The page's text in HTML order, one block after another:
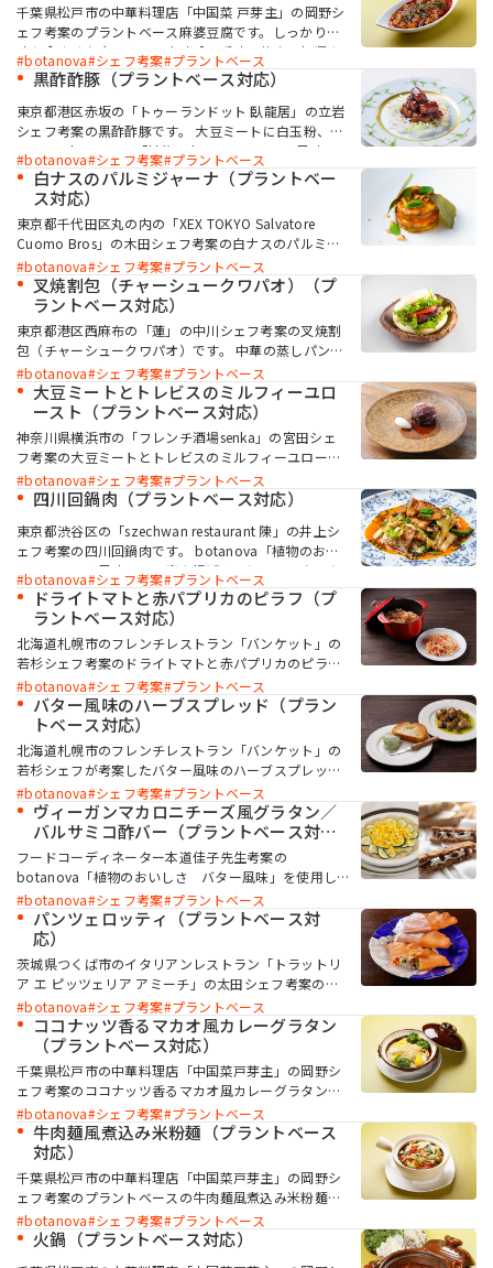
喜んで食べていただける味つけです。
千葉県松戸市の中華料理店「中国菜 戸芽主」の岡野シ
ェフ考案のプラントベース麻婆豆腐です。しっかりと
味を含ませた大豆ミート肉味噌に香味野菜や豆板醤を
加えてよく炒め、香りを引き出すことで深みのある味
わいに仕上がります。 botanova「植物のおいしさ
ラード風味」を使用することで味の厚みをプラスし、
食欲をそそる香りが立ちます。 麻婆豆腐に使用してい
る大豆ミート肉味噌は、担々麺やジャージャー麺など
にも応用できます。
botanova シェフ考案 プラントベース
黒酢酢豚（プラントベース対応）
東京都港区赤坂の「トゥーランドット 臥龍居」の立岩
シェフ考案の黒酢酢豚です。 大豆ミートに白玉粉、ヤ
マイモ、botanova「植物のおいしさ ラード風味」
を加えた植物性の肉「素肉」は、肉の食感に似せて、
満足感のある風味に仕上げています。弾力のある食感
と濃厚なソースの相性が絶妙です。
botanova シェフ考案 プラントベース
白ナスのパルミジャーナ（プラントベー
ス対応）
東京都千代田区丸の内の「XEX TOKYO Salvatore
Cuomo Bros」の木田シェフ考案の白ナスのパルミジ
ャーナです。 南イタリアのナスのパルミジャーナをイ
メージした一品です。白ナスの揚げ油・トマトソース
にbotanova「植物のおいしさ ラード風味」を使
い、パルミジャーナをオーブンで温める際に
botanova「植物のおいしさ バター風味」をまとわ
せます。白ナスのチュイルが食感のアクセントにな
り、風味も食感も楽しめる一品です。
botanova シェフ考案 プラントベース
叉焼割包（チャーシュークワパオ）（プ
ラントベース対応）
東京都港区西麻布の「蓮」の中川シェフ考案の叉焼割
包（チャーシュークワパオ）です。 中華の蒸しパンで
ある割包に、叉焼風味の大豆ミートと野菜を挟んだ一
品です。本来ラードを使用する生地ですが、リッチな
ロースト感のあるbotanova「植物のおいしさ 牛脂
風味」を使用することで、満足度のある一品になりま
す。大豆ミートもしっかり食べ応えのある仕上がりで
す。
botanova シェフ考案 プラントベース
大豆ミートとトレビスのミルフィーユロ
ースト（プラントベース対応）
神奈川県横浜市の「フレンチ酒場senka」の宮田シェ
フ考案の大豆ミートとトレビスのミルフィーユロース
トです。 大豆ミートにbotanova「植物のおいしさ
牛脂風味」を練り込むことで香りにインパクトをつ
のおいしさ 鶏油風味」で風味付けしたプラントコン
ソメを使用しています。仕上げにフロマージュブラン
に見立てたカシューナッツのペーストを添え、風味の
変化を楽しめる一品です。
botanova シェフ考案 プラントベース
四川回鍋肉（プラントベース対応）
東京都渋谷区の「szechwan restaurant 陳」の井上シ
ェフ考案の四川回鍋肉です。 botanova「植物のおい
しさ ラード風味」で豆腐を揚げることで、コクのあ
る風味とじゅわっとした食感を付与できます。動物性
素材を使用しなくても満足感のある一品です。
botanova シェフ考案 プラントベース
ドライトマトと赤パプリカのピラフ（プ
ラントベース対応）
北海道札幌市のフレンチレストラン「バンケット」の
若杉シェフ考案のドライトマトと赤パプリカのピラフ
です。 botanova 「植物のおいしさ バター風味」を
使用することで、プラントベースで満足感のある一品
に仕上がります。シンプルな配合でありながら、見た
目が華やかで、野菜の甘みとうま味が詰まった味わい
です。
botanova シェフ考案 プラントベース
バター風味のハーブスプレッド（プラン
トベース対応）
北海道札幌市のフレンチレストラン「バンケット」の
若杉シェフが考案したバター風味のハーブスプレッド
です。 ハーブバターのように、具材を炒めたり、ソー
スとして使用したり、そのままパンにのせてもおいし
い、万能スプレッドです。botanova「 植物のおいし
さ バター風味」の香りを生かし、プラントベースで
も本格的な味わいを楽しめます。
botanova シェフ考案 プラントベース
ヴィーガンマカロニチーズ風グラタン／
バルサミコ酢バー（プラントベース対
応）
フードコーディネーター本道佳子先生考案の
botanova「植物のおいしさ バター風味」を使用し
たプラントベースのレシピ（バルサミコ酢バー・ヴィ
ーガンマカロニチーズ風グラタン）です。どちらのレ
シピも、無料でダウンロードできます。
botanova シェフ考案 プラントベース
パンツェロッティ（プラントベース対
応）
茨城県つくば市のイタリアンレストラン「トラットリ
ア エ ピッツェリア アミーチ」の太田シェフ考案のパ
ンツェロッティです。パンツェロッティとは、イタリ
ア発祥の「揚げピッツァ」のことを指します。 生地に
botanova「 植物のおいしさ ラード風味」、具材に
「植物のおいしさ バター風味」と豆腐チーズを使用
することで、プラントベースとは思えないほどコクが
あり、食欲をそそる一品に仕上がります。
botanova シェフ考案 プラントベース
ココナッツ香るマカオ風カレーグラタン
（プラントベース対応）
千葉県松戸市の中華料理店「中国菜戸芽主」の岡野シ
ェフ考案のココナッツ香るマカオ風カレーグラタンで
す。 botanova「植物のおいしさ バター風味」によ
って、ソース全体の香りとコクが増し、まろやかな優
しいカレー風味になります。濃厚ながら食べやすい味
で、小さなお子さまでも楽しめる味付けです。表面に
溶かしたラード風味を塗って焼き上げることで、こん
がりと焼き色が付き香ばしくなり、おいしそうな焼き
上がりに仕上げることができます。
botanova シェフ考案 プラントベース
牛肉麺風煮込み米粉麺（プラントベース
対応）
千葉県松戸市の中華料理店「中国菜戸芽主」の岡野シ
ェフ考案のプラントベースの牛肉麺風煮込み米粉麺で
す。 botanova「植物のおいしさ 牛脂風味」「植物
のおいしさ ラード風味」を使用することにより、満
botanova シェフ考案 プラントベース
火鍋（プラントベース対応）